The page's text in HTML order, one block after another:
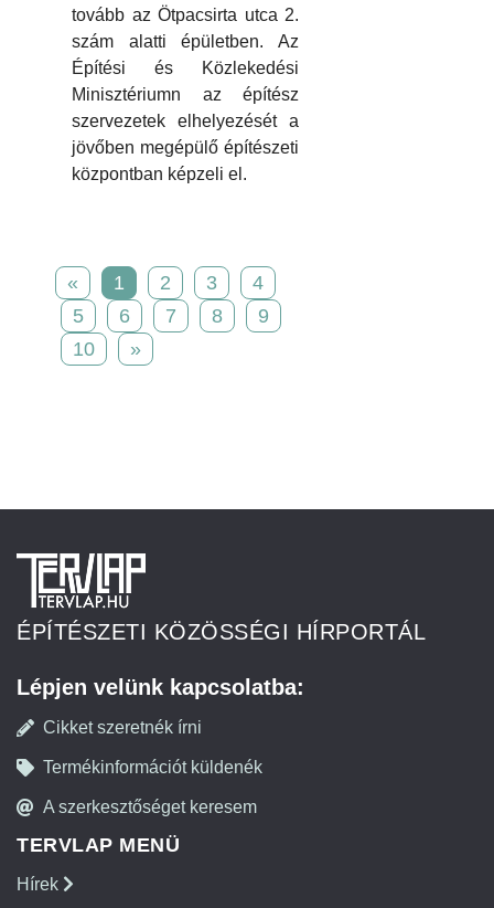
tovább az Ötpacsirta utca 2.
szám alatti épületben. Az
Építési és Közlekedési
Minisztériumn az építész
szervezetek elhelyezését a
jövőben megépülő építészeti
központban képzeli el.
« 1 2 3
4
5
6 7 8
9
10
»
ÉPÍTÉSZETI KÖZÖSSÉGI HÍRPORTÁL
Lépjen velünk kapcsolatba:
Cikket szeretnék írni
Termékinformációt küldenék
A szerkesztőséget keresem
TERVLAP MENÜ
Hírek